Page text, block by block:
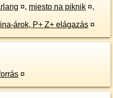
¤, miesto na piknik ¤,
árok, P+ Z+ elágazás ¤
¤